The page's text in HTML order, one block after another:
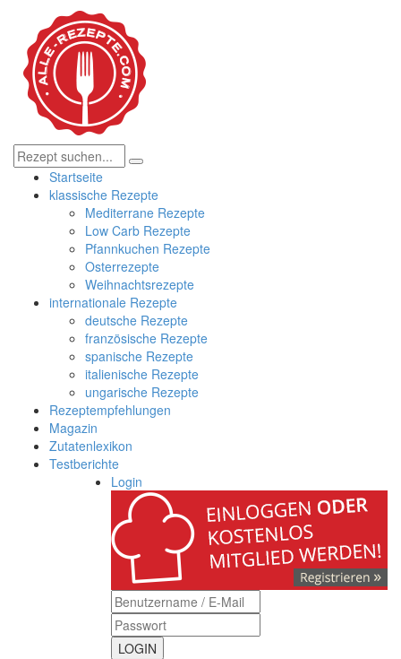
Startseite
klassische Rezepte
Mediterrane Rezepte
Low Carb Rezepte
Pfannkuchen Rezepte
Osterrezepte
Weihnachtsrezepte
internationale Rezepte
deutsche Rezepte
französische Rezepte
spanische Rezepte
italienische Rezepte
ungarische Rezepte
Rezeptempfehlungen
Magazin
Zutatenlexikon
Testberichte
Login
LOGIN